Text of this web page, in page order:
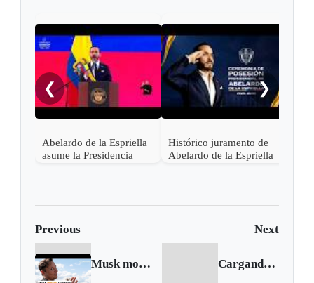
❮
Abelardo de la Espriella
asume la Presidencia
Histórico juramento de
Abelardo de la Espriella
❯
Previous Next
Musk mocks Twitter's legal threat after ditching deal Cargando siguiente...